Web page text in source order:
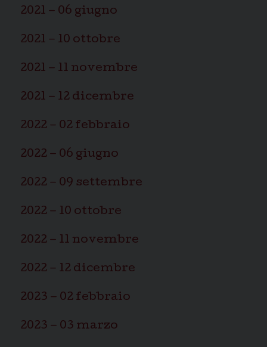
2021 – 06 giugno
2021 – 10 ottobre
2021 – 11 novembre
2021 – 12 dicembre
2022 – 02 febbraio
2022 – 06 giugno
2022 – 09 settembre
2022 – 10 ottobre
2022 – 11 novembre
2022 – 12 dicembre
2023 – 02 febbraio
2023 – 03 marzo